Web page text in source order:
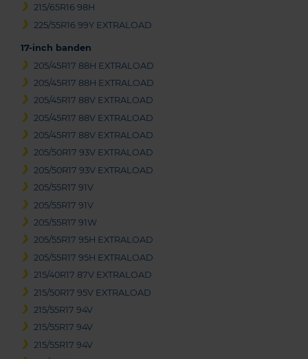
215/65R16 98H
225/55R16 99Y EXTRALOAD
17-inch banden
205/45R17 88H EXTRALOAD
205/45R17 88H EXTRALOAD
205/45R17 88V EXTRALOAD
205/45R17 88V EXTRALOAD
205/45R17 88V EXTRALOAD
205/50R17 93V EXTRALOAD
205/50R17 93V EXTRALOAD
205/55R17 91V
205/55R17 91V
205/55R17 91W
205/55R17 95H EXTRALOAD
205/55R17 95H EXTRALOAD
215/40R17 87V EXTRALOAD
215/50R17 95V EXTRALOAD
215/55R17 94V
215/55R17 94V
215/55R17 94V